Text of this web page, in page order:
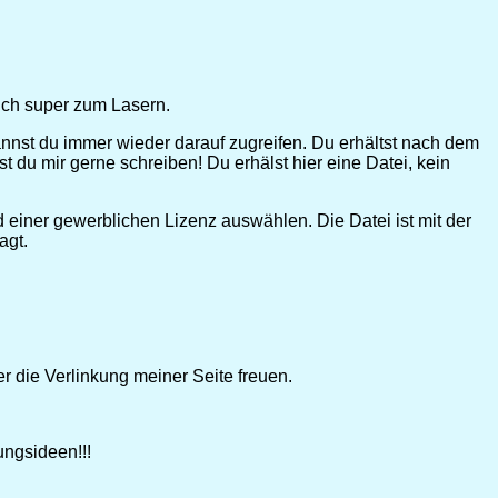
super zum Lasern.
du immer wieder darauf zugreifen. Du erhältst nach dem
du mir gerne schreiben! Du erhälst hier eine Datei, kein
gewerblichen Lizenz auswählen. Die Datei ist mit der
die Verlinkung meiner Seite freuen.